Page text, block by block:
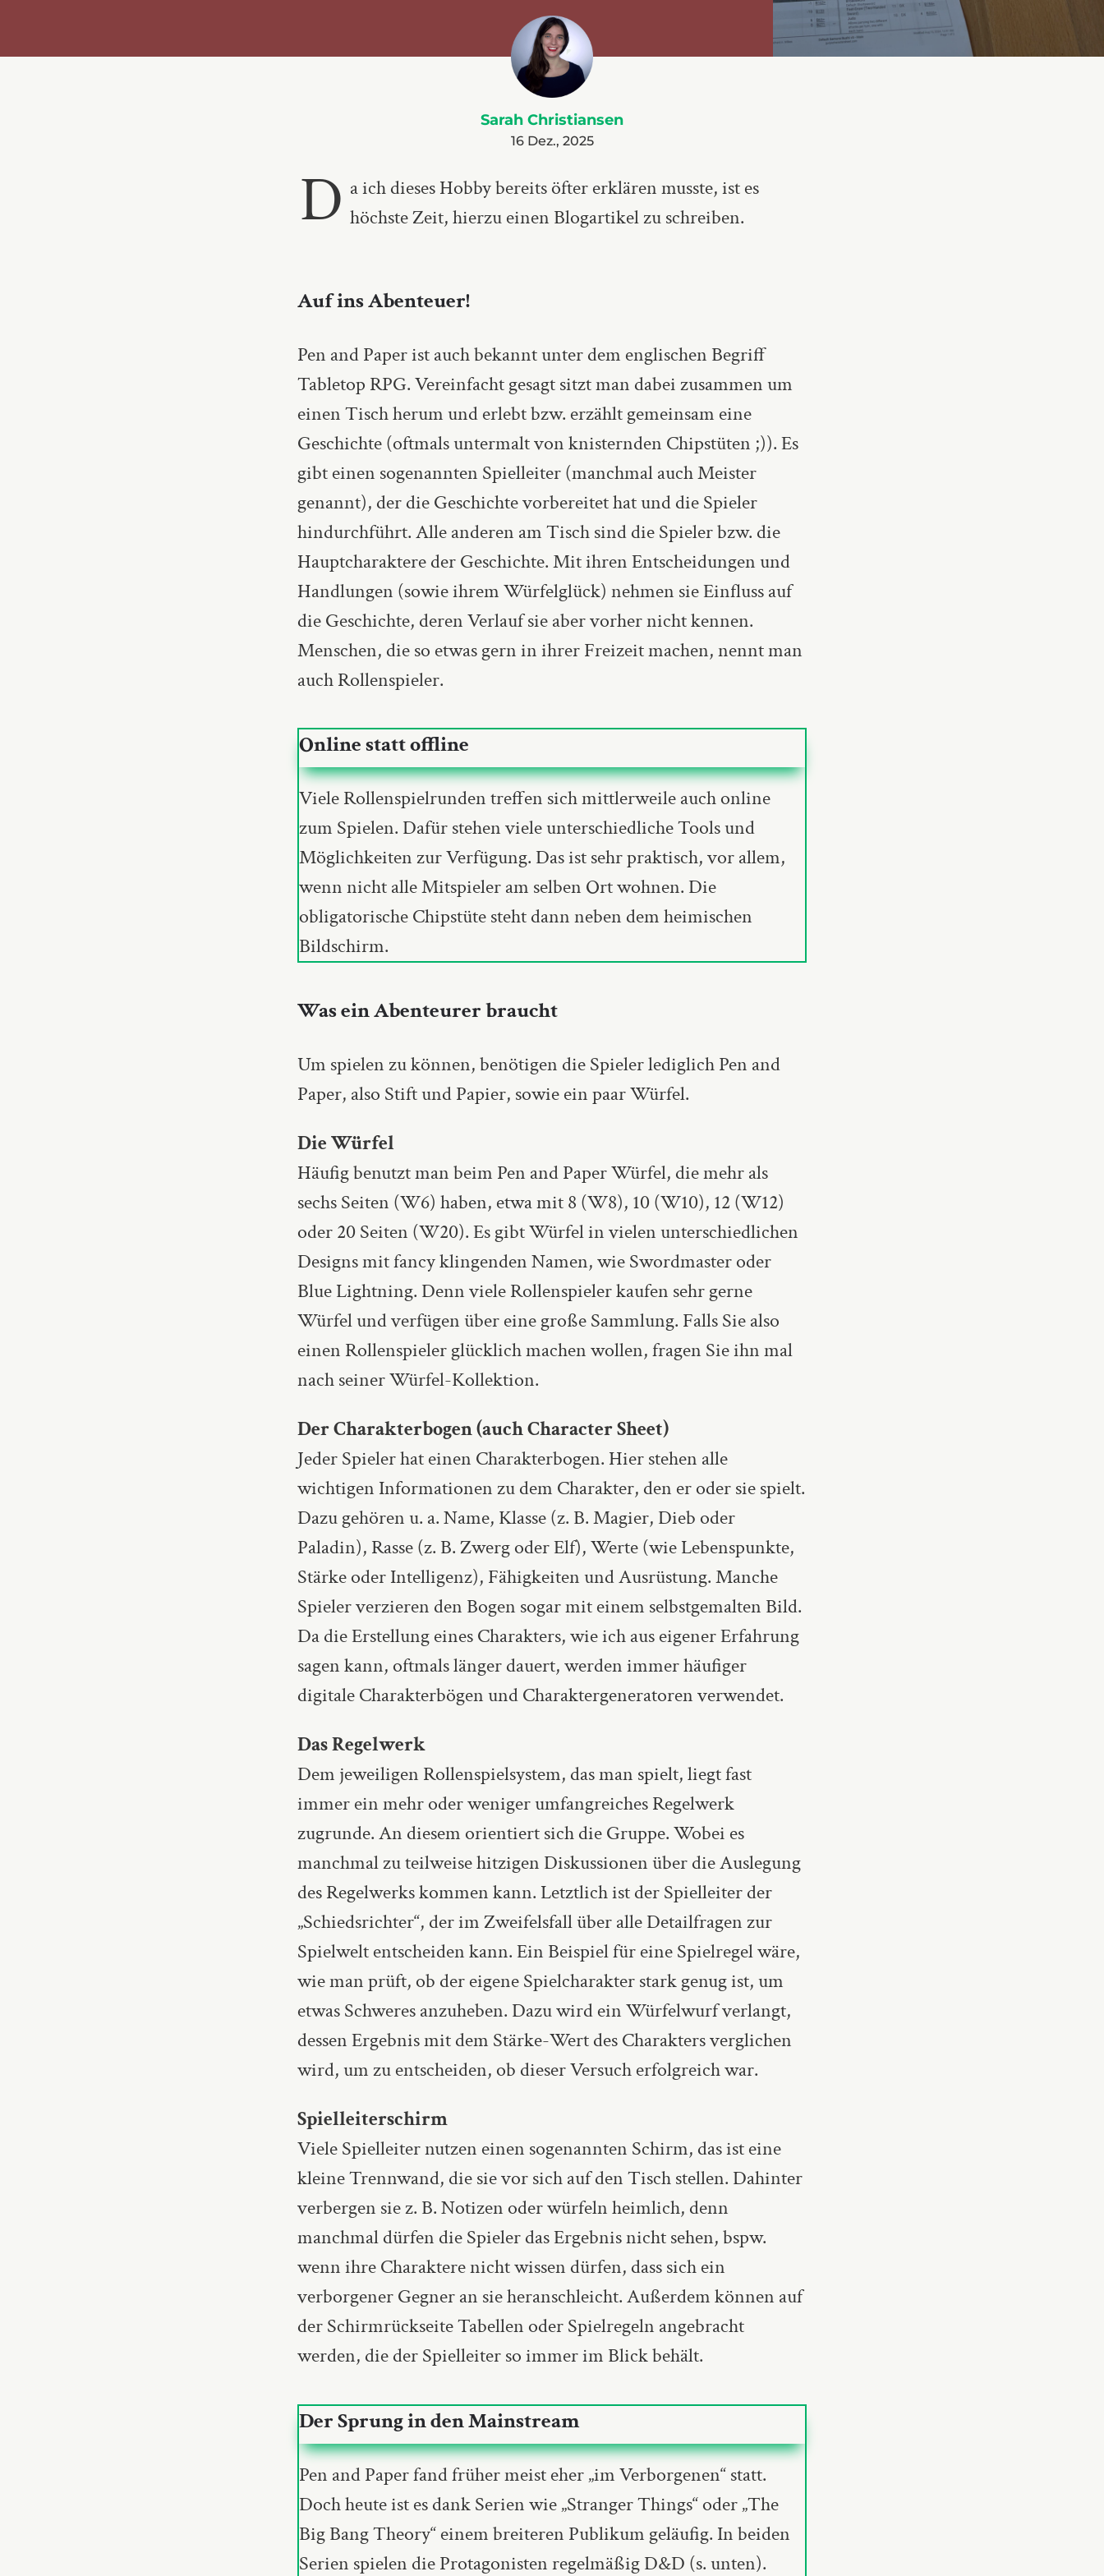
Sarah Christiansen
16 Dez., 2025
D a ich dieses Hobby bereits öfter erklären musste, ist es
höchste Zeit, hierzu einen Blogartikel zu schreiben.
Auf ins Abenteuer!
Pen and Paper ist auch bekannt unter dem englischen Begriff
Tabletop RPG. Vereinfacht gesagt sitzt man dabei zusammen um
einen Tisch herum und erlebt bzw. erzählt gemeinsam eine
Geschichte (oftmals untermalt von knisternden Chipstüten ;)). Es
gibt einen sogenannten Spielleiter (manchmal auch Meister
genannt), der die Geschichte vorbereitet hat und die Spieler
hindurchführt. Alle anderen am Tisch sind die Spieler bzw. die
Hauptcharaktere der Geschichte. Mit ihren Entscheidungen und
Handlungen (sowie ihrem Würfelglück) nehmen sie Einfluss auf
die Geschichte, deren Verlauf sie aber vorher nicht kennen.
Menschen, die so etwas gern in ihrer Freizeit machen, nennt man
auch Rollenspieler.
Online statt offline
Viele Rollenspielrunden treffen sich mittlerweile auch online
zum Spielen. Dafür stehen viele unterschiedliche Tools und
Möglichkeiten zur Verfügung. Das ist sehr praktisch, vor allem,
wenn nicht alle Mitspieler am selben Ort wohnen. Die
obligatorische Chipstüte steht dann neben dem heimischen
Bildschirm.
Was ein Abenteurer braucht
Um spielen zu können, benötigen die Spieler lediglich Pen and
Paper, also Stift und Papier, sowie ein paar Würfel.
Die Würfel
Häufig benutzt man beim Pen and Paper Würfel, die mehr als
sechs Seiten (W6) haben, etwa mit 8 (W8), 10 (W10), 12 (W12)
oder 20 Seiten (W20). Es gibt Würfel in vielen unterschiedlichen
Designs mit fancy klingenden Namen, wie Swordmaster oder
Blue Lightning. Denn viele Rollenspieler kaufen sehr gerne
Würfel und verfügen über eine große Sammlung. Falls Sie also
einen Rollenspieler glücklich machen wollen, fragen Sie ihn mal
nach seiner Würfel-Kollektion.
Der Charakterbogen (auch Character Sheet)
Jeder Spieler hat einen Charakterbogen. Hier stehen alle
wichtigen Informationen zu dem Charakter, den er oder sie spielt.
Dazu gehören u. a. Name, Klasse (z. B. Magier, Dieb oder
Paladin), Rasse (z. B. Zwerg oder Elf), Werte (wie Lebenspunkte,
Stärke oder Intelligenz), Fähigkeiten und Ausrüstung. Manche
Spieler verzieren den Bogen sogar mit einem selbstgemalten Bild.
Da die Erstellung eines Charakters, wie ich aus eigener Erfahrung
sagen kann, oftmals länger dauert, werden immer häufiger
digitale Charakterbögen und Charaktergeneratoren verwendet.
Das Regelwerk
Dem jeweiligen Rollenspielsystem, das man spielt, liegt fast
immer ein mehr oder weniger umfangreiches Regelwerk
zugrunde. An diesem orientiert sich die Gruppe. Wobei es
manchmal zu teilweise hitzigen Diskussionen über die Auslegung
des Regelwerks kommen kann. Letztlich ist der Spielleiter der
„Schiedsrichter“, der im Zweifelsfall über alle Detailfragen zur
Spielwelt entscheiden kann. Ein Beispiel für eine Spielregel wäre,
wie man prüft, ob der eigene Spielcharakter stark genug ist, um
etwas Schweres anzuheben. Dazu wird ein Würfelwurf verlangt,
dessen Ergebnis mit dem Stärke-Wert des Charakters verglichen
wird, um zu entscheiden, ob dieser Versuch erfolgreich war.
Spielleiterschirm
Viele Spielleiter nutzen einen sogenannten Schirm, das ist eine
kleine Trennwand, die sie vor sich auf den Tisch stellen. Dahinter
verbergen sie z. B. Notizen oder würfeln heimlich, denn
manchmal dürfen die Spieler das Ergebnis nicht sehen, bspw.
wenn ihre Charaktere nicht wissen dürfen, dass sich ein
verborgener Gegner an sie heranschleicht. Außerdem können auf
der Schirmrückseite Tabellen oder Spielregeln angebracht
werden, die der Spielleiter so immer im Blick behält.
Der Sprung in den Mainstream
Pen and Paper fand früher meist eher „im Verborgenen“ statt.
Doch heute ist es dank Serien wie „Stranger Things“ oder „The
Big Bang Theory“ einem breiteren Publikum geläufig. In beiden
Serien spielen die Protagonisten regelmäßig D&D (s. unten).